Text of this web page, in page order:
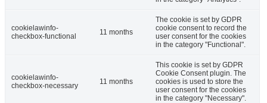
cookielawinfo-
checkbox-functional
11 months
The cookie is set by GDPR
cookie consent to record the
user consent for the cookies
in the category "Functional".
cookielawinfo-
checkbox-necessary
11 months
This cookie is set by GDPR
Cookie Consent plugin. The
cookies is used to store the
user consent for the cookies
in the category "Necessary".